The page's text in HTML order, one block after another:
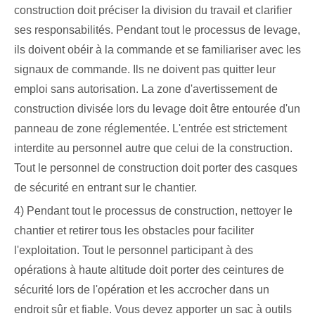
construction doit préciser la division du travail et clarifier
ses responsabilités. Pendant tout le processus de levage,
ils doivent obéir à la commande et se familiariser avec les
signaux de commande. Ils ne doivent pas quitter leur
emploi sans autorisation. La zone d'avertissement de
construction divisée lors du levage doit être entourée d'un
panneau de zone réglementée. L'entrée est strictement
interdite au personnel autre que celui de la construction.
Tout le personnel de construction doit porter des casques
de sécurité en entrant sur le chantier.
4) Pendant tout le processus de construction, nettoyer le
chantier et retirer tous les obstacles pour faciliter
l'exploitation. Tout le personnel participant à des
opérations à haute altitude doit porter des ceintures de
sécurité lors de l'opération et les accrocher dans un
endroit sûr et fiable. Vous devez apporter un sac à outils